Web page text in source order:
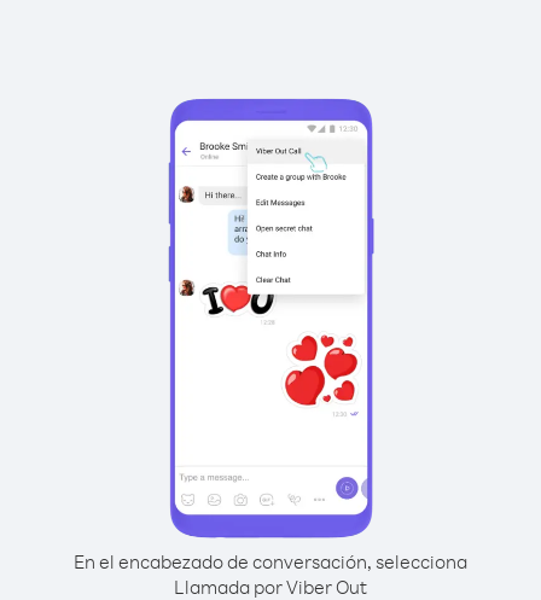
En el encabezado de conversación, selecciona
Llamada por Viber Out